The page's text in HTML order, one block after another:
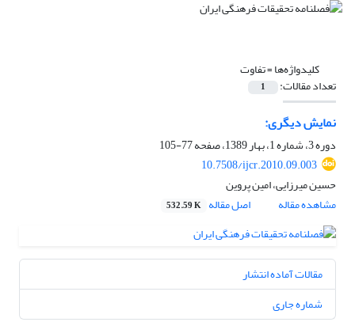
کلیدواژه‌ها =تفاوت
تعداد مقالات: 1
نمایش دیگری:
دوره 3، شماره 1، بهار 1389، صفحه
77-105
10.7508/ijcr.2010.09.003
حسین میرزایی، امین پروین
مشاهده مقاله
اصل مقاله 532.59 K
مقالات آماده انتشار
شماره جاری